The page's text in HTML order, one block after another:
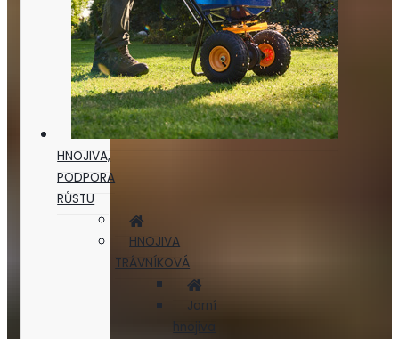
HNOJIVA,
PODPORA
RŮSTU
HNOJIVA
TRÁVNÍKOVÁ
Jarní
hnojiva